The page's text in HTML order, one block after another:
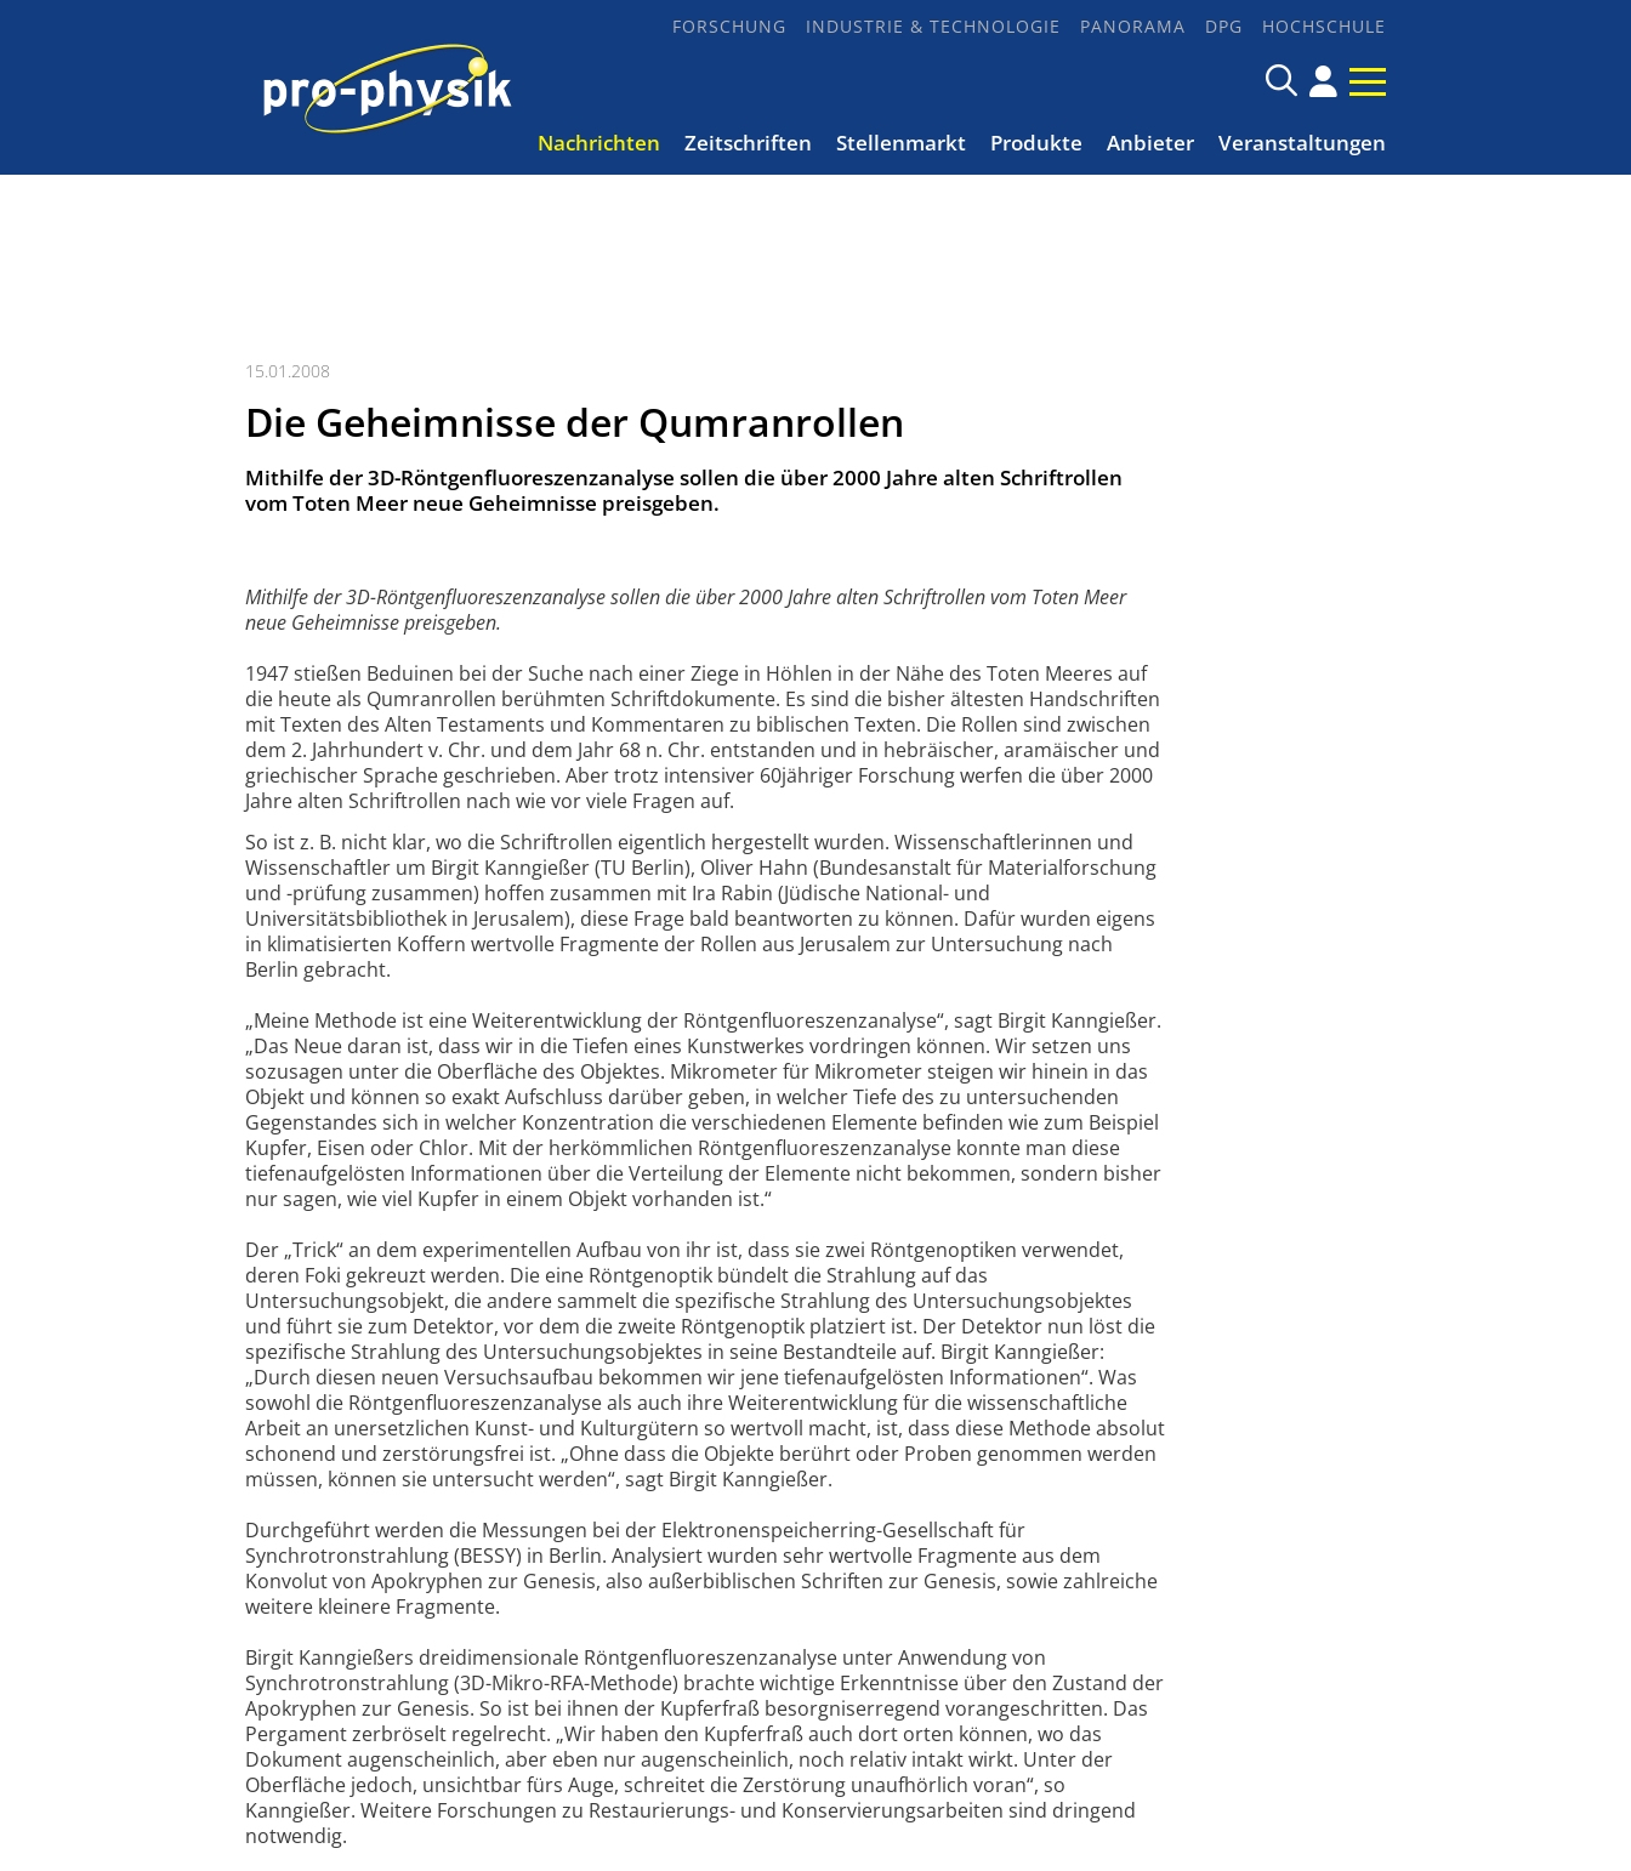
FORSCHUNG INDUSTRIE & TECHNOLOGIE PANORAMA DPG HOCHSCHULE
Nachrichten Zeitschriften Stellenmarkt Produkte Anbieter Veranstaltungen
15.01.2008
Die Geheimnisse der Qumranrollen
Mithilfe der 3D-Röntgenfluoreszenzanalyse sollen die über 2000 Jahre alten Schriftrollen
vom Toten Meer neue Geheimnisse preisgeben.
Mithilfe der 3D-Röntgenfluoreszenzanalyse sollen die über 2000 Jahre alten Schriftrollen vom Toten Meer
neue Geheimnisse preisgeben.
1947 stießen Beduinen bei der Suche nach einer Ziege in Höhlen in der Nähe des Toten Meeres auf
die heute als Qumranrollen berühmten Schriftdokumente. Es sind die bisher ältesten Handschriften
mit Texten des Alten Testaments und Kommentaren zu biblischen Texten. Die Rollen sind zwischen
dem 2. Jahrhundert v. Chr. und dem Jahr 68 n. Chr. entstanden und in hebräischer, aramäischer und
griechischer Sprache geschrieben. Aber trotz intensiver 60jähriger Forschung werfen die über 2000
Jahre alten Schriftrollen nach wie vor viele Fragen auf.
So ist z. B. nicht klar, wo die Schriftrollen eigentlich hergestellt wurden. Wissenschaftlerinnen und
Wissenschaftler um Birgit Kanngießer (TU Berlin), Oliver Hahn (Bundesanstalt für Materialforschung
und -prüfung zusammen) hoffen zusammen mit Ira Rabin (Jüdische National- und
Universitätsbibliothek in Jerusalem), diese Frage bald beantworten zu können. Dafür wurden eigens
in klimatisierten Koffern wertvolle Fragmente der Rollen aus Jerusalem zur Untersuchung nach
Berlin gebracht.
„Meine Methode ist eine Weiterentwicklung der Röntgenfluoreszenzanalyse“, sagt Birgit Kanngießer.
„Das Neue daran ist, dass wir in die Tiefen eines Kunstwerkes vordringen können. Wir setzen uns
sozusagen unter die Oberfläche des Objektes. Mikrometer für Mikrometer steigen wir hinein in das
Objekt und können so exakt Aufschluss darüber geben, in welcher Tiefe des zu untersuchenden
Gegenstandes sich in welcher Konzentration die verschiedenen Elemente befinden wie zum Beispiel
Kupfer, Eisen oder Chlor. Mit der herkömmlichen Röntgenfluoreszenzanalyse konnte man diese
tiefenaufgelösten Informationen über die Verteilung der Elemente nicht bekommen, sondern bisher
nur sagen, wie viel Kupfer in einem Objekt vorhanden ist.“
Der „Trick“ an dem experimentellen Aufbau von ihr ist, dass sie zwei Röntgenoptiken verwendet,
deren Foki gekreuzt werden. Die eine Röntgenoptik bündelt die Strahlung auf das
Untersuchungsobjekt, die andere sammelt die spezifische Strahlung des Untersuchungsobjektes
und führt sie zum Detektor, vor dem die zweite Röntgenoptik platziert ist. Der Detektor nun löst die
spezifische Strahlung des Untersuchungsobjektes in seine Bestandteile auf. Birgit Kanngießer:
„Durch diesen neuen Versuchsaufbau bekommen wir jene tiefenaufgelösten Informationen“. Was
sowohl die Röntgenfluoreszenzanalyse als auch ihre Weiterentwicklung für die wissenschaftliche
Arbeit an unersetzlichen Kunst- und Kulturgütern so wertvoll macht, ist, dass diese Methode absolut
schonend und zerstörungsfrei ist. „Ohne dass die Objekte berührt oder Proben genommen werden
müssen, können sie untersucht werden“, sagt Birgit Kanngießer.
Durchgeführt werden die Messungen bei der Elektronenspeicherring-Gesellschaft für
Synchrotronstrahlung (BESSY) in Berlin. Analysiert wurden sehr wertvolle Fragmente aus dem
Konvolut von Apokryphen zur Genesis, also außerbiblischen Schriften zur Genesis, sowie zahlreiche
weitere kleinere Fragmente.
Birgit Kanngießers dreidimensionale Röntgenfluoreszenzanalyse unter Anwendung von
Synchrotronstrahlung (3D-Mikro-RFA-Methode) brachte wichtige Erkenntnisse über den Zustand der
Apokryphen zur Genesis. So ist bei ihnen der Kupferfraß besorgniserregend vorangeschritten. Das
Pergament zerbröselt regelrecht. „Wir haben den Kupferfraß auch dort orten können, wo das
Dokument augenscheinlich, aber eben nur augenscheinlich, noch relativ intakt wirkt. Unter der
Oberfläche jedoch, unsichtbar fürs Auge, schreitet die Zerstörung unaufhörlich voran“, so
Kanngießer. Weitere Forschungen zu Restaurierungs- und Konservierungsarbeiten sind dringend
notwendig.